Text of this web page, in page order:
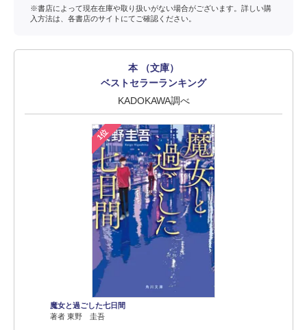
※書店によって現在在庫や取り扱いがない場合がございます。詳しい購
入方法は、各書店のサイトにてご確認ください。
本 （文庫）
ベストセラーランキング
KADOKAWA調べ
1位
魔女と過ごした七日間
著者 東野 圭吾